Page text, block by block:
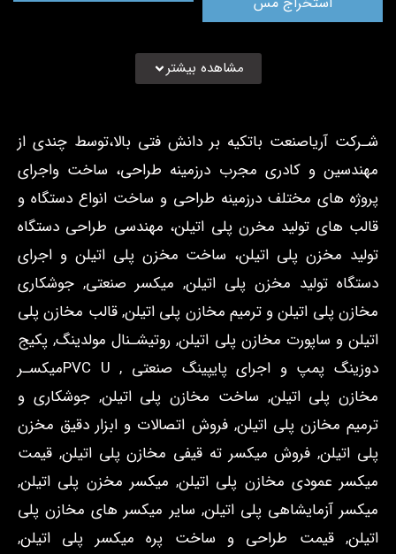
مشاهده بیشتر
شـركت آریاصنعت باتکیه بر دانش فتی بالا،توسط چندی از
مهندسین و کادری مجرب درزمینه طراحی، ساخت واجرای
پروژه های مختلف درزمینه طراحی و ساخت انواع دستگاه و
قالب های تولید مخرن پلی اتیلن، مهندسی طراحی دستگاه
تولید مخزن پلی اتیلن، ساخت مخزن پلی اتیلن و اجرای
دستگاه تولید مخزن پلی اتیلن, میکسر صنعتی, جوشکاری
مخازن پلی اتیلن و ترمیم مخازن پلی اتیلن, قالب مخازن پلی
اتیلن و ساپورت مخازن پلی اتیلن, روتیشـنال مولدینگ, پکیج
دوزینگ پمپ و اجرای پایپینگ صنعتی , PVC Uمیکسـر
مخازن پلی اتیلن, ساخت مخازن پلی اتیلن, جوشکاری و
ترمیم مخازن پلی اتیلن, فروش اتصالات و ابزار دقیق مخزن
پلی اتیلن, فروش میکسر ته قیفی مخازن پلی اتیلن, قیمت
میکسر عمودی مخازن پلی اتیلن, میکسر مخزن پلی اتیلن,
میکسر آزمایشاهی پلی اتیلن, سایر میکسر های مخازن پلی
اتیلن, قیمت طراحی و ساخت پره میکسر پلی اتیلن,